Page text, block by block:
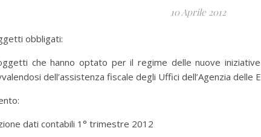
10 Aprile 2012
obbligati:
che hanno optato per il regime delle nuove
dell’assistenza fiscale degli Uffici dell’Agenzia delle
dati contabili 1° trimestre 2012